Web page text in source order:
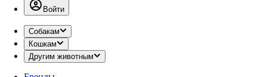
Войти
Собакам
Кошкам
Другим животным